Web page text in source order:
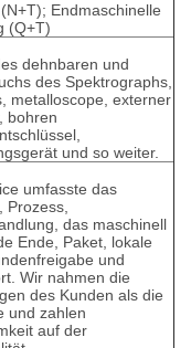
Endmaschinelle
(Q+T)
dehnbaren und
des Spektrographs,
metalloscope, externer
bohren
und so weiter.
umfasste das
Prozess,
das maschinell
Ende, Paket, lokale
und
Wir nahmen die
des Kunden als die
und zahlen
auf der